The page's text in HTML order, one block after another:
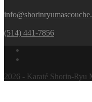
(514) 441-7856
2026 - Karaté Shorin-Ryu